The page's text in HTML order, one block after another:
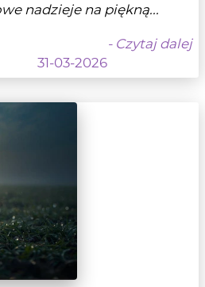
nadzieje na piękną...
- Czytaj dalej
31-03-2026